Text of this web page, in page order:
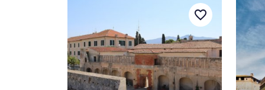
favorite_border